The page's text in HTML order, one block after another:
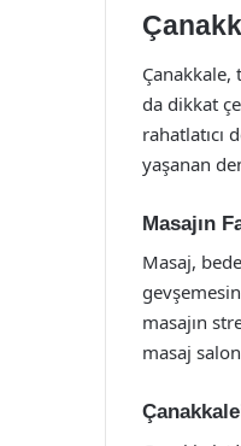
Çanakkale,
da dikkat
rahatlatıcı
yaşanan
Masajın
Masaj,
masajın
masaj